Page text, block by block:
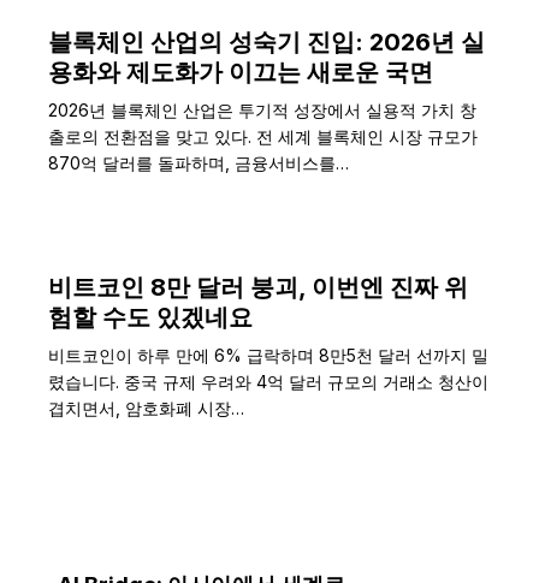
블록체인 산업의 성숙기 진입: 2026년 실
용화와 제도화가 이끄는 새로운 국면
2026년 블록체인 산업은 투기적 성장에서 실용적 가치 창
출로의 전환점을 맞고 있다. 전 세계 블록체인 시장 규모가
870억 달러를 돌파하며, 금융서비스를…
비트코인 8만 달러 붕괴, 이번엔 진짜 위
험할 수도 있겠네요
비트코인이 하루 만에 6% 급락하며 8만5천 달러 선까지 밀
렸습니다. 중국 규제 우려와 4억 달러 규모의 거래소 청산이
겹치면서, 암호화폐 시장…